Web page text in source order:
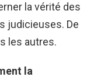
la vérité des
judicieuses. De
les autres.
la